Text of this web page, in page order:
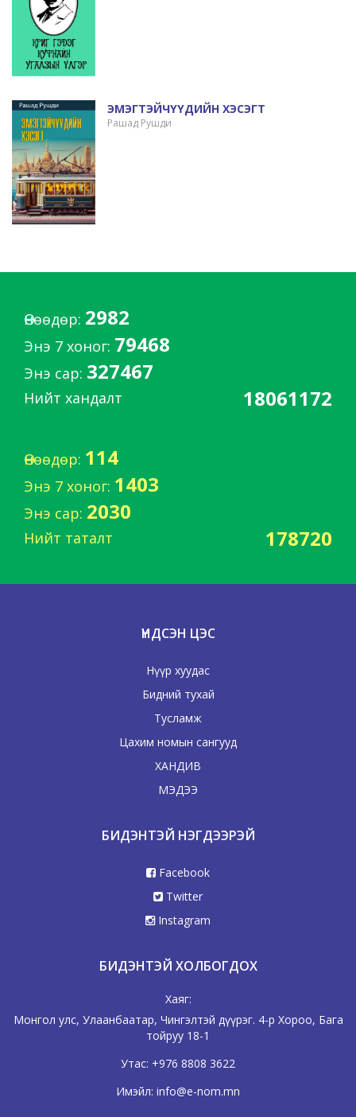
ЭМЭГТЭЙЧҮҮДИЙН ХЭСЭГТ
Рашад Рушди
Өнөөдөр: 2982
Энэ 7 хоног: 79468
Энэ сар: 327467
Нийт хандалт 18061172
Өнөөдөр: 114
Энэ 7 хоног: 1403
Энэ сар: 2030
Нийт таталт 178720
ҮНДСЭН ЦЭС
Нүүр хуудас
Бидний тухай
Тусламж
Цахим номын сангууд
ХАНДИВ
МЭДЭЭ
БИДЭНТЭЙ НЭГДЭЭРЭЙ
Facebook
Twitter
Instagram
БИДЭНТЭЙ ХОЛБОГДОХ
Хаяг:
Монгол улс, Улаанбаатар, Чингэлтэй дүүрэг. 4-р Хороо, Бага
тойруу 18-1
Утас: +976 8808 3622
Имэйл: info@e-nom.mn